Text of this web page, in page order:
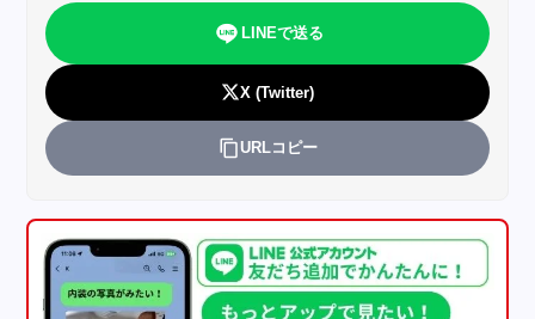
LINEで送る
X (Twitter)
URLコピー